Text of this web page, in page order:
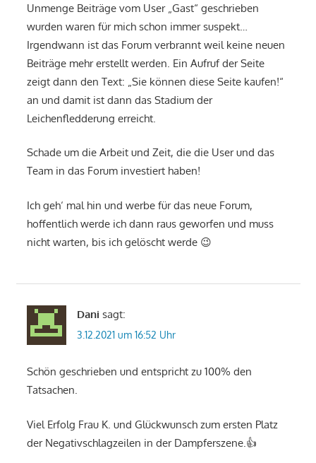
Unmenge Beiträge vom User „Gast“ geschrieben
wurden waren für mich schon immer suspekt…
Irgendwann ist das Forum verbrannt weil keine neuen
Beiträge mehr erstellt werden. Ein Aufruf der Seite
zeigt dann den Text: „Sie können diese Seite kaufen!“
an und damit ist dann das Stadium der
Leichenfledderung erreicht.
Schade um die Arbeit und Zeit, die die User und das
Team in das Forum investiert haben!
Ich geh‘ mal hin und werbe für das neue Forum,
hoffentlich werde ich dann raus geworfen und muss
nicht warten, bis ich gelöscht werde 😉
Dani sagt:
3.12.2021 um 16:52 Uhr
Schön geschrieben und entspricht zu 100% den
Tatsachen.
Viel Erfolg Frau K. und Glückwunsch zum ersten Platz
der Negativschlagzeilen in der Dampferszene.👍